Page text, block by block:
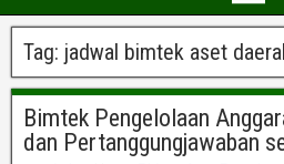
Tag: jadwal bimtek aset
Bimtek Pengelolaan
dan Pertanggungjawaban